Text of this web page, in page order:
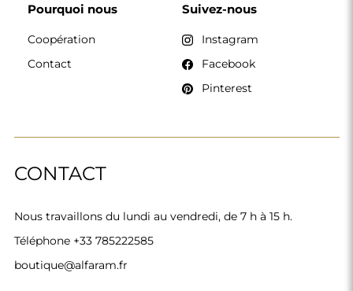
CONTACT
Nous travaillons du lundi au vendredi, de 7 h à 15 h.
Téléphone +33 785222585
boutique@alfaram.fr
Pourquoi nous
Coopération
Contact
Suivez-nous
Instagram
Facebook
Pinterest